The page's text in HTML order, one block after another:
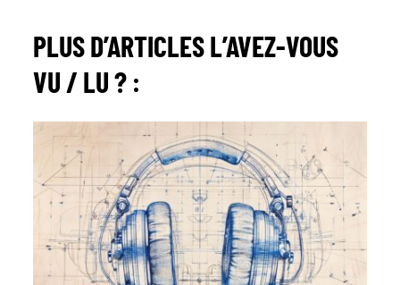
PLUS D’ARTICLESL’AVEZ-VOUS
VU / LU ? :